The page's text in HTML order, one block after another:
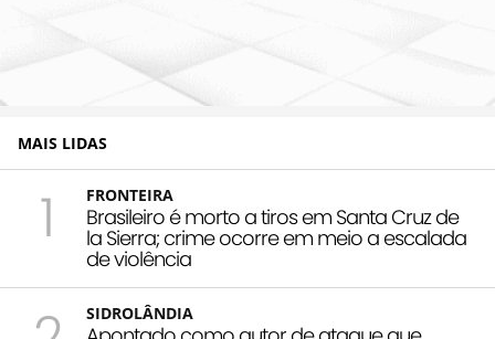
MAIS LIDAS
1 FRONTEIRA
Brasileiro é morto a tiros em Santa Cruz de
la Sierra; crime ocorre em meio a escalada
de violência
SIDROLÂNDIA